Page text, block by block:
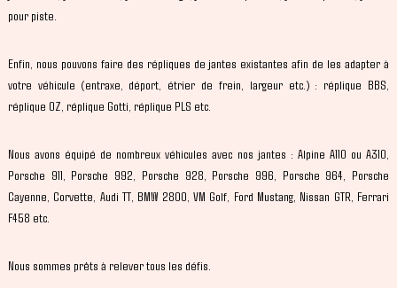
pour piste.
Enfin, nous pouvons faire des répliques de jantes existantes afin de les adapter à
votre véhicule (entraxe, déport, étrier de frein, largeur etc.) : réplique BBS,
réplique OZ, réplique Gotti, réplique PLS etc.
Nous avons équipé de nombreux véhicules avec nos jantes : Alpine A110 ou A310,
Porsche 911, Porsche 992, Porsche 928, Porsche 996, Porsche 964, Porsche
Cayenne, Corvette, Audi TT, BMW 2800, VM Golf, Ford Mustang, Nissan GTR, Ferrari
F458 etc.
Nous sommes prêts à relever tous les défis.